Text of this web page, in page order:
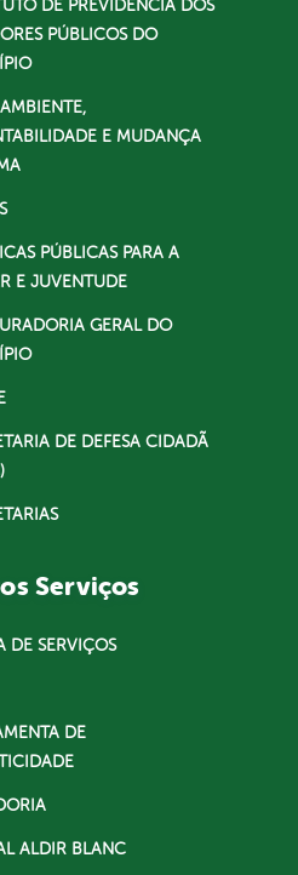
DE PREVIDÊNCIA DOS
PÚBLICOS DO
E MUDANÇA
PÚBLICAS PARA A
E JUVENTUDE
GERAL DO
DE DEFESA CIDADÃ
Serviços
DE SERVIÇOS
DE
ALDIR BLANC